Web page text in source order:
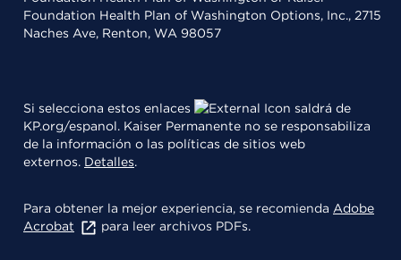
Foundation Health Plan of Washington Options, Inc., 2715
Naches Ave, Renton, WA 98057
Si selecciona estos enlaces
saldrá de
KP.org/espanol. Kaiser Permanente no se responsabiliza
de la información o las políticas de sitios web
externos. Detalles.
Para obtener la mejor experiencia, se recomienda Adobe
Acrobat
para leer archivos PDFs.